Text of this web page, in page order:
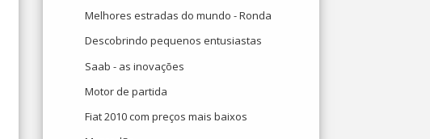
Melhores estradas do mundo - Ronda
Descobrindo pequenos entusiastas
Saab - as inovações
Motor de partida
Fiat 2010 com preços mais baixos